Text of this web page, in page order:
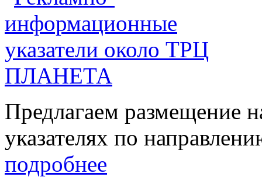
Предлагаем размещение
указателях по
подробнее